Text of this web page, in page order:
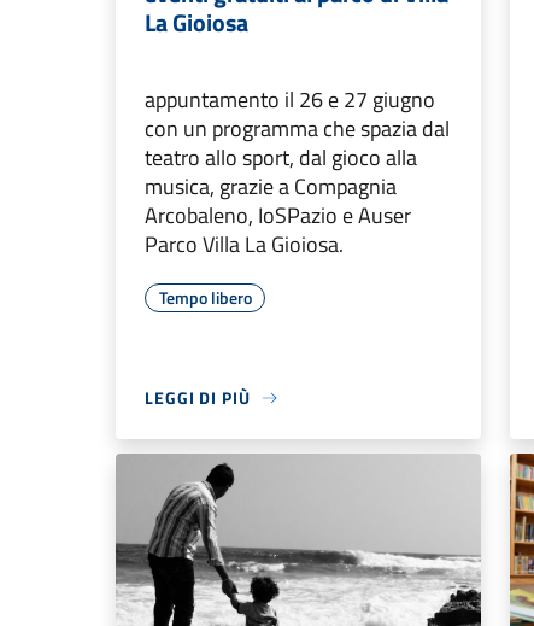
La Gioiosa
appuntamento il 26 e 27 giugno
con un programma che spazia dal
teatro allo sport, dal gioco alla
musica, grazie a Compagnia
Arcobaleno, IoSPazio e Auser
Parco Villa La Gioiosa.
Tempo libero
LEGGI DI PIÙ